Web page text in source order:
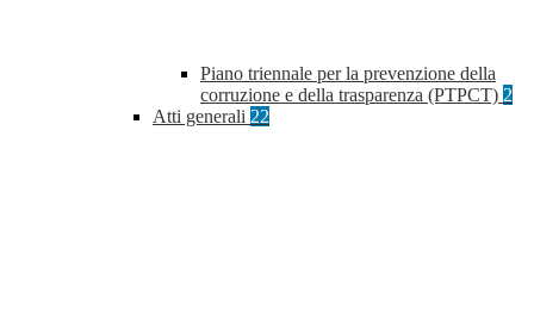
Piano triennale per la prevenzione della
corruzione e della trasparenza (PTPCT) 2
Atti generali 22